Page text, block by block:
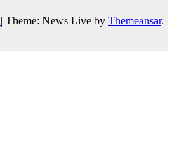
| Theme: News Live by Themeansar.